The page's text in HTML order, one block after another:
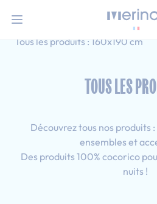
Accueil
Simple
Tous les produits : 160x190 cm
TOUS LES
Découvrez tous nos produits
ensembles et
Des produits 100% cocorico
nuits !